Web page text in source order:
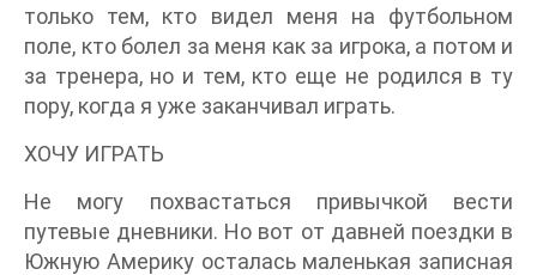
только тем, кто видел меня на футбольном
поле, кто болел за меня как за игрока, а потом и
за тренера, но и тем, кто еще не родился в ту
пору, когда я уже заканчивал играть.
ХОЧУ ИГРАТЬ
Не могу похвастаться привычкой вести
путевые дневники. Но вот от давней поездки в
Южную Америку осталась маленькая записная